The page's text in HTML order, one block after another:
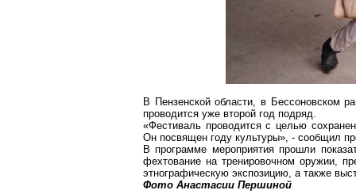
В Пензенской области, в Бессоновском
проводится уже второй год подряд.
«Фестиваль проводится с целью
Он посвящен году культуры», - сообщил
В программе мероприятия прошли
фехтование на тренировочном оружии,
этнографическую экспозицию, а также
Фото Анастасии Першиной